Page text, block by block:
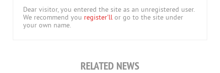
Dear visitor, you entered the site as an unregistered user.
We recommend you register'll or go to the site under
your own name.
RELATED NEWS